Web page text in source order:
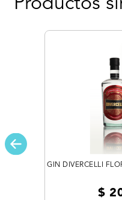
Productos
GIN DIVERCELLI
$